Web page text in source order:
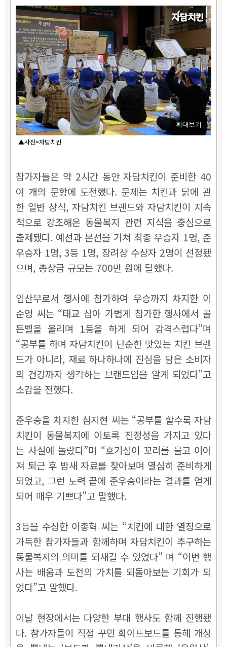
확대보기
▲사진=자담치킨
참가자들은 약 2시간 동안 자담치킨이 준비한 40
여 개의 문항에 도전했다. 문제는 치킨과 닭에 관
한 일반 상식, 자담치킨 브랜드와 자담치킨이 지속
적으로 강조해온 동물복지 관련 지식을 중심으로
출제됐다. 예선과 본선을 거쳐 최종 우승자 1명, 준
우승자 1명, 3등 1명, 장려상 수상자 2명이 선정됐
으며, 총상금 규모는 700만 원에 달했다.
임산부로서 행사에 참가하여 우승까지 차지한 이
순영 씨는 “태교 삼아 가볍게 참가한 행사에서 골
든벨을 울리며 1등을 하게 되어 감격스럽다”며
“공부를 하며 자담치킨이 단순한 맛있는 치킨 브랜
드가 아니라, 재료 하나하나에 진심을 담은 소비자
의 건강까지 생각하는 브랜드임을 알게 되었다”고
소감을 전했다.
준우승을 차지한 심지현 씨는 “공부를 할수록 자담
치킨이 동물복지에 이토록 진정성을 가지고 있다
는 사실에 놀랐다”며 “호기심이 꼬리를 물고 이어
져 퇴근 후 밤새 자료를 찾아보며 열심히 준비하게
되었고, 그런 노력 끝에 준우승이라는 결과를 얻게
되어 매우 기쁘다”고 말했다.
3등을 수상한 이종혁 씨는 “치킨에 대한 열정으로
가득한 참가자들과 함께하며 자담치킨이 추구하는
동물복지의 의미를 되새길 수 있었다” 며 “이번 행
사는 배움과 도전의 가치를 되돌아보는 기회가 되
었다”고 말했다.
이날 현장에서는 다양한 부대 행사도 함께 진행됐
다. 참가자들이 직접 꾸민 화이트보드를 통해 개성